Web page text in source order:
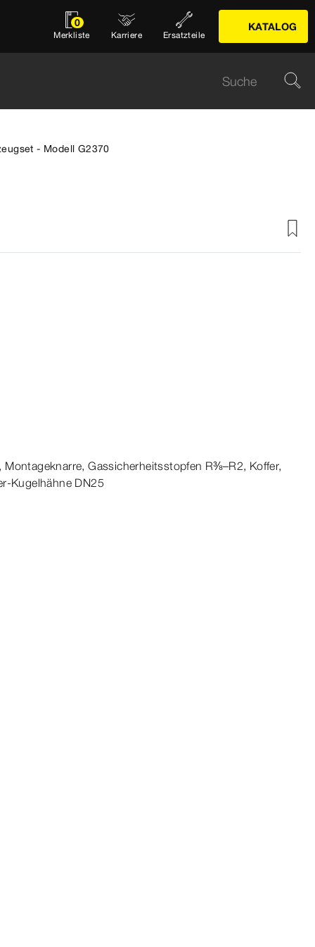
0
Merkliste Karriere Ersatzteile
KATALOG
- Modell G2370
Montageknarre, Gassicherheitsstopfen R⅜–R2, Koffer,
-Kugelhähne DN25